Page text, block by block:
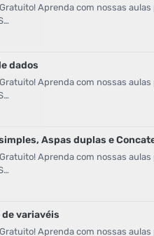
Aprenda com nossas
dados
Aprenda com nossas
Aspas duplas e
Aprenda com nossas
de variavéis
Aprenda com nossas